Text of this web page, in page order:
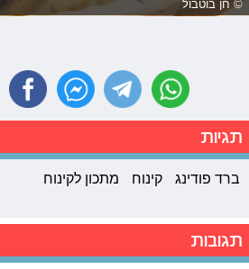
© חן בוטבול
תגיות
ברד פודינג קינוח מתכון לקינוח
תגובות